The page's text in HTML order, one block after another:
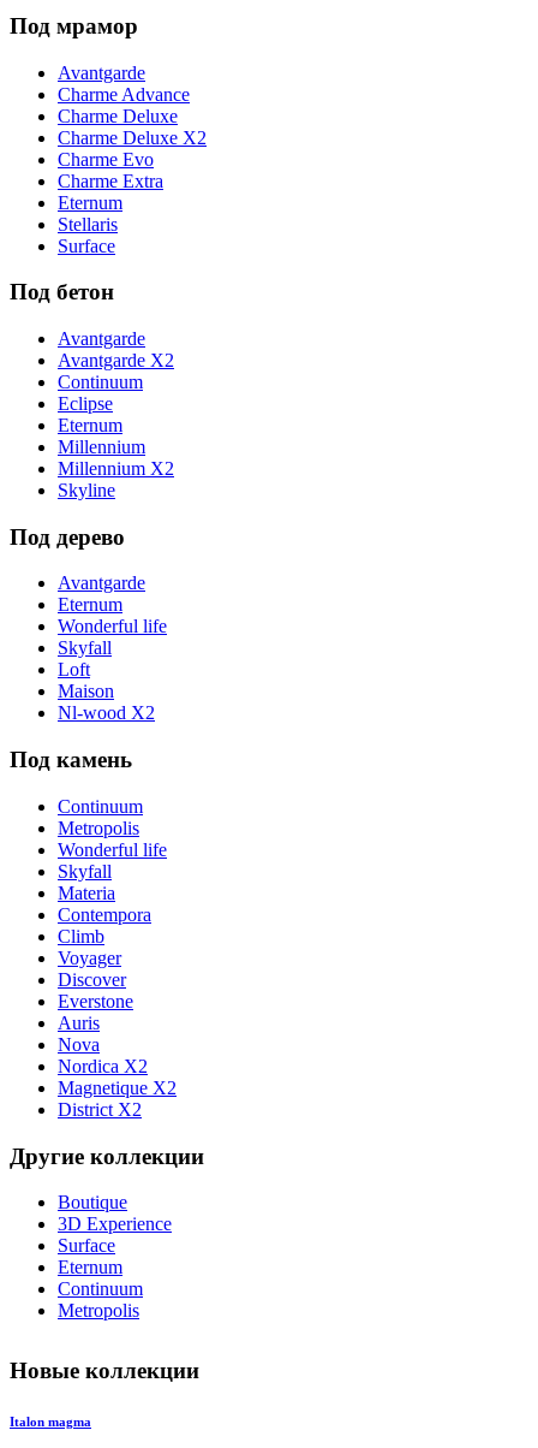
Под мрамор
Avantgarde
Charme Advance
Charme Deluxe
Charme Deluxe X2
Charme Evo
Charme Extra
Eternum
Stellaris
Surface
Под бетон
Avantgarde
Avantgarde X2
Continuum
Eclipse
Eternum
Millennium
Millennium X2
Skyline
Под дерево
Avantgarde
Eternum
Wonderful life
Skyfall
Loft
Maison
Nl-wood X2
Под камень
Continuum
Metropolis
Wonderful life
Skyfall
Materia
Contempora
Climb
Voyager
Discover
Everstone
Auris
Nova
Nordica X2
Magnetique X2
District X2
Другие коллекции
Boutique
3D Experience
Surface
Eternum
Continuum
Metropolis
Новые коллекции
Italon magma